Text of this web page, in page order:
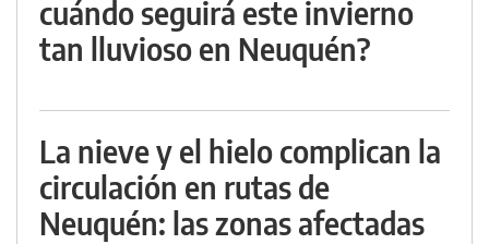
cuándo seguirá este invierno
tan lluvioso en Neuquén?
La nieve y el hielo complican la
circulación en rutas de
Neuquén: las zonas afectadas